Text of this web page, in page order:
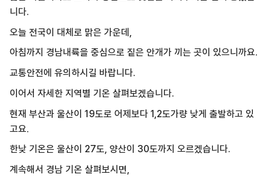
니다.
오늘 전국이 대체로 맑은 가운데,
아침까지 경남내륙을 중심으로 짙은 안개가 끼는 곳이 있으니까요.
교통안전에 유의하시길 바랍니다.
이어서 자세한 지역별 기온 살펴보겠습니다.
현재 부산과 울산이 19도로 어제보다 1,2도가량 낮게 출발하고 있
고요.
한낮 기온은 울산이 27도, 양산이 30도까지 오르겠습니다.
계속해서 경남 기온 살펴보시면,